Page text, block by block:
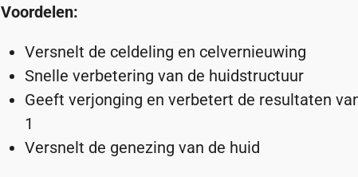
Voordelen:
Versnelt de celdeling en celvernieuwing
Snelle verbetering van de huidstructuur
Geeft verjonging en verbetert de resultaten
1
Versnelt de genezing van de huid